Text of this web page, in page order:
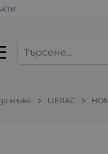
мъже LIERAC